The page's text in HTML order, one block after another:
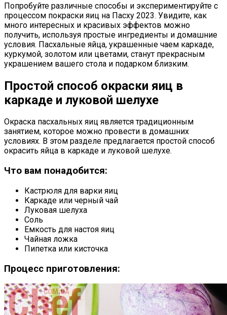
Попробуйте различные способы и экспериментируйте с
процессом покраски яиц на Пасху 2023. Увидите, как
много интересных и красивых эффектов можно
получить, используя простые ингредиенты и домашние
условия. Пасхальные яйца, украшенные чаем каркаде,
куркумой, золотом или цветами, станут прекрасным
украшением вашего стола и подарком близким.
Простой способ окраски яиц в
каркаде и луковой шелухе
Окраска пасхальных яиц является традиционным
занятием, которое можно провести в домашних
условиях. В этом разделе предлагается простой способ
окрасить яйца в каркаде и луковой шелухе.
Что вам понадобится:
Кастрюля для варки яиц
Каркаде или черный чай
Луковая шелуха
Соль
Емкость для настоя яиц
Чайная ложка
Пипетка или кисточка
Процесс приготовления: